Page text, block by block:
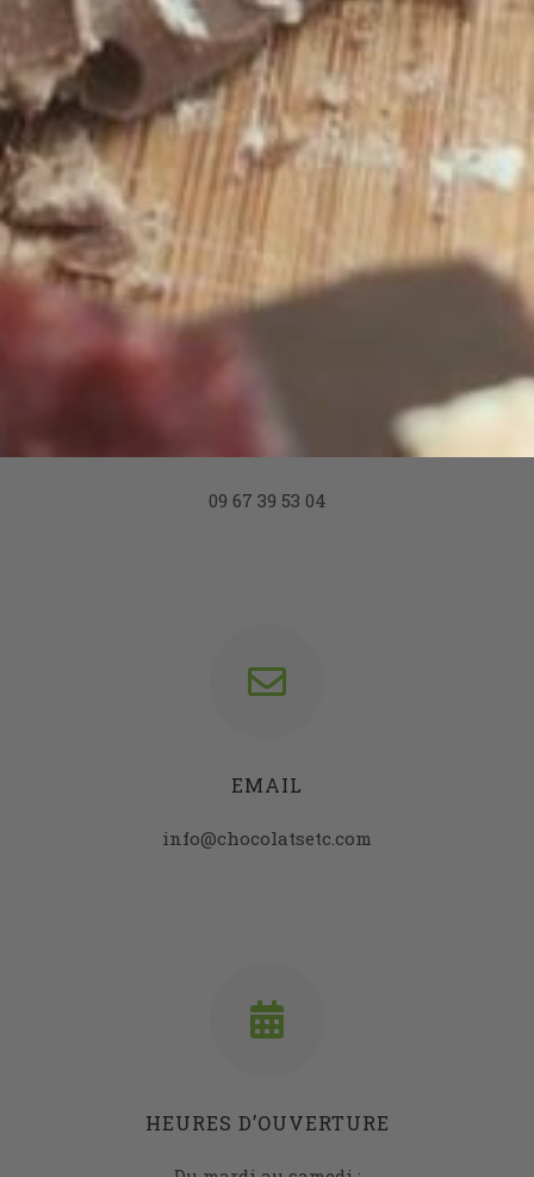
ADRESSE
22 Rue Gabriel Péri
92320 Châtillon
09 67 39 53 04
EMAIL
info@chocolatsetc.com
HEURES D’OUVERTURE